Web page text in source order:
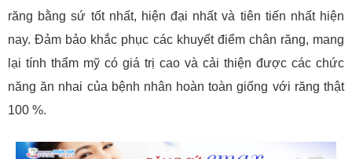
răng bằng sứ tốt nhất, hiện đại nhất và tiên tiến nhất hiện
nay. Đảm bảo khắc phục các khuyết điểm chân răng, mang
lại tính thẩm mỹ có giá trị cao và cải thiện được các chức
năng ăn nhai của bệnh nhân hoàn toàn giống với răng thật
100 %.